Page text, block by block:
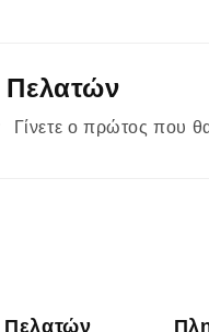
Πελατών
Γίνετε ο πρώτος που
Πελατών